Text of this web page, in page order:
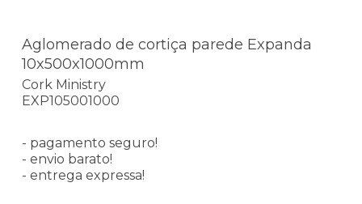
Aglomerado de cortiça parede Expanda
10x500x1000mm
Cork Ministry
EXP105001000
- pagamento seguro!
- envio barato!
- entrega expressa!